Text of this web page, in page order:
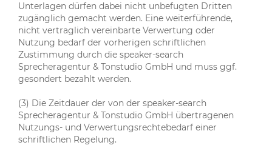
Unterlagen dürfen dabei nicht unbefugten Dritten
zugänglich gemacht werden. Eine weiterführende,
nicht vertraglich vereinbarte Verwertung oder
Nutzung bedarf der vorherigen schriftlichen
Zustimmung durch die speaker-search
Sprecheragentur & Tonstudio GmbH und muss ggf.
gesondert bezahlt werden.
(3) Die Zeitdauer der von der speaker-search
Sprecheragentur & Tonstudio GmbH übertragenen
Nutzungs- und Verwertungsrechtebedarf einer
schriftlichen Regelung.